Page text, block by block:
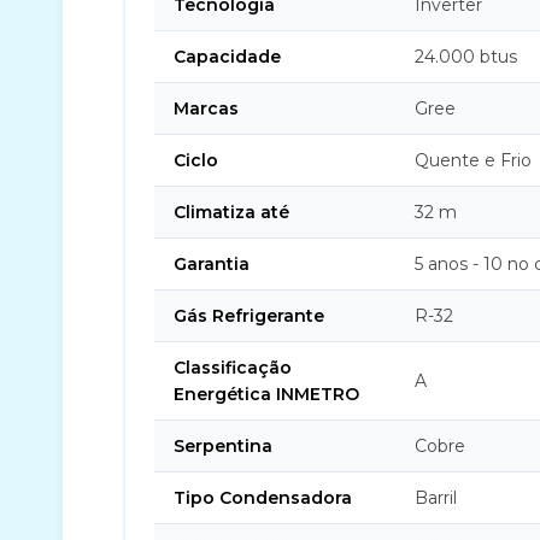
Tecnologia Inverter
Capacidade 24.000 btus
Marcas Gree
Ciclo Quente e Frio
Climatiza até 32 m
Garantia 5 anos - 10 no
Gás Refrigerante R-32
Classificação
Energética INMETRO
A
Serpentina Cobre
Tipo Condensadora Barril